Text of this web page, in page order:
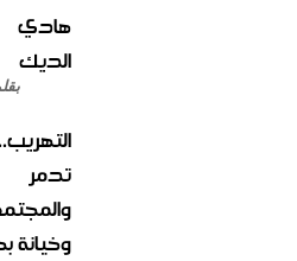
هادي
الديك
تدمر
وخيانة